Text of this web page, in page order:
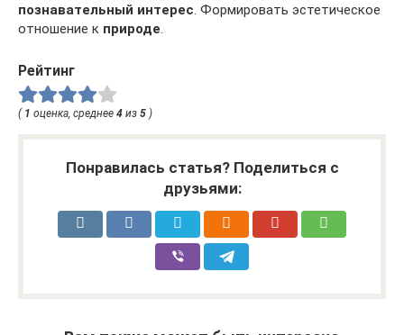
познавательный интерес. Формировать эстетическое
отношение к природе.
Рейтинг
( 1 оценка, среднее 4 из 5 )
Понравилась статья? Поделиться с
друзьями: